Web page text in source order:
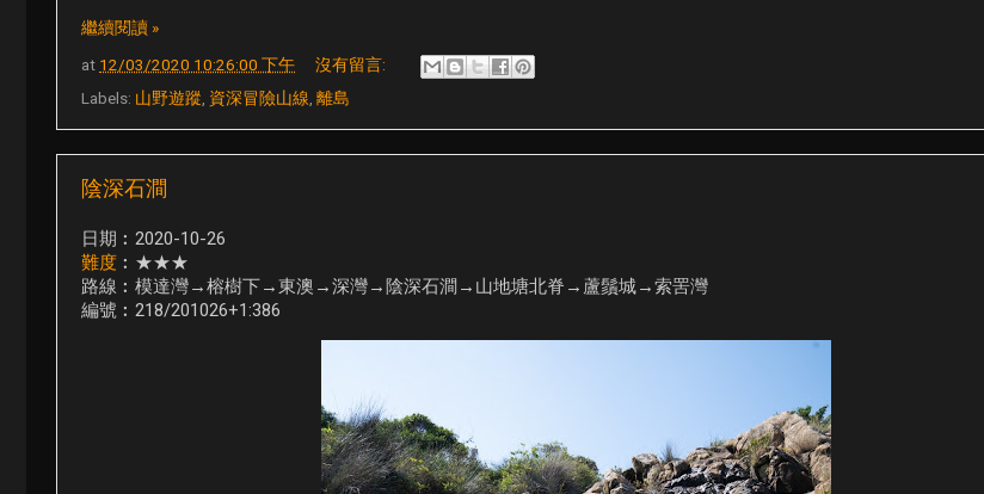
繼續閱讀 »
at 12/03/2020 10:26:00 下午
沒有留言:
Labels: 山野遊蹤 資深冒險山線 離島
陰深石澗
日期︰2020-10-26
難度 ︰★★★
路線︰模達灣→榕樹下→東澳→深灣→陰深石澗→山地塘北脊→蘆鬚城→索罟灣
編號︰218/201026+1:386